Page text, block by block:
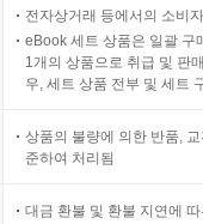
전자상거래 등에서의 소비
eBook 세트 상품은 일괄 구
1개의 상품으로 취급 및 판
우, 세트 상품 전부 및 세트
상품의 불량에 의한 반품,
준하여 처리됨
대금 환불 및 환불 지연에